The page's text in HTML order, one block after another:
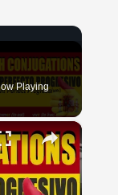
Playing
×